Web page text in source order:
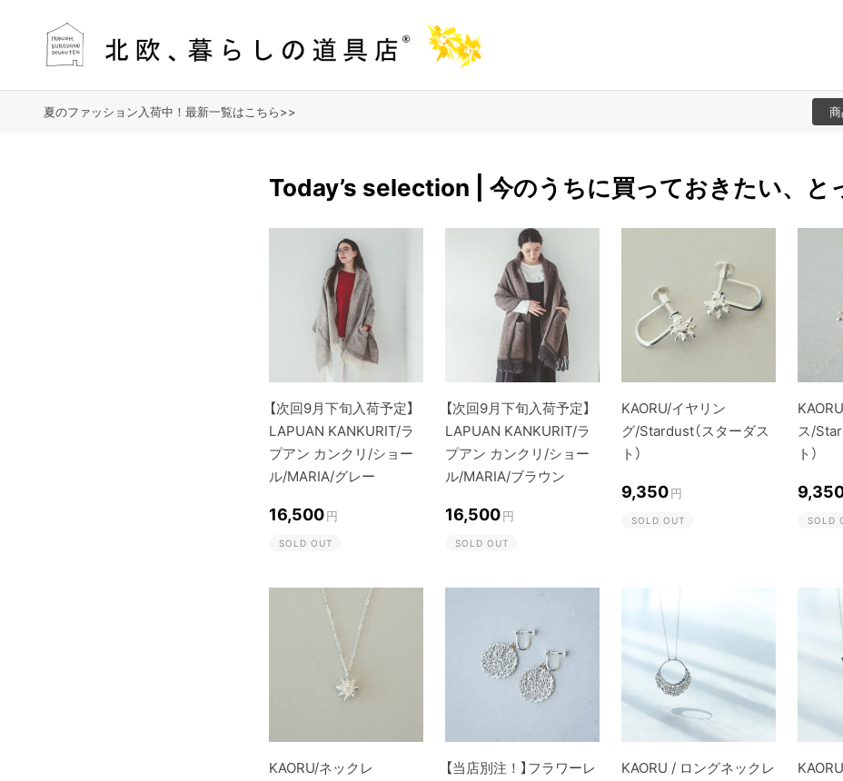
夏のファッション入荷中！最新一覧はこちら>>
Today’s selection | 今のうちに買っておきたい、と
【次回9月下旬入荷予定】
LAPUAN KANKURIT/ラ
プアン カンクリ/ショー
ル/MARIA/グレー
16,500円
SOLD OUT
【次回9月下旬入荷予定】
LAPUAN KANKURIT/ラ
プアン カンクリ/ショー
ル/MARIA/ブラウン
16,500円
SOLD OUT
KAORU/イヤリン
グ/Stardust（スターダス
ト）
9,350円
SOLD OUT
ス/
ト）
SOLD
KAORU/ネックレ
【当店別注！】フラワーレ
KAORU / ロングネックレ